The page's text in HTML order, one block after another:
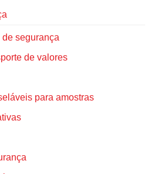
segurança
de valores
para amostras